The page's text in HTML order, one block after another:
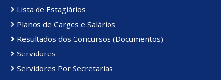
Lista de Estagiários
Planos de Cargos e Salários
Resultados dos Concursos (Documentos)
Servidores
Servidores Por Secretarias